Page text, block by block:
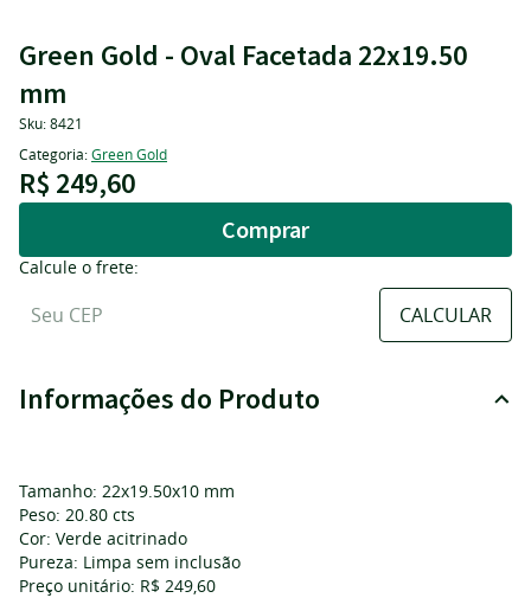
Green Gold - Oval Facetada 22x19.50
mm
Sku:8421
Categoria:Green Gold
R$ 249,60
Comprar
Calcule o frete:
Informações do Produto
Tamanho: 22x19.50x10 mm
Peso: 20.80 cts
Cor: Verde acitrinado
Pureza: Limpa sem inclusão
Preço unitário: R$ 249,60